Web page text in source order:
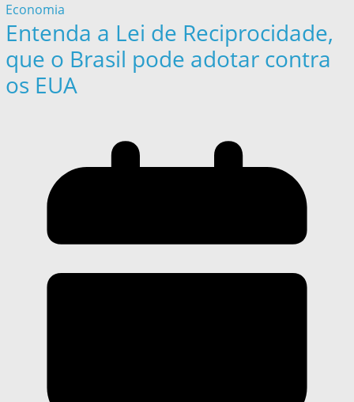
Economia
Entenda a Lei de Reciprocidade,
que o Brasil pode adotar contra
os EUA